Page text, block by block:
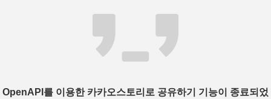
OpenAPI를 이용한 카카오스토리로 공유하기 기능이 종료되었